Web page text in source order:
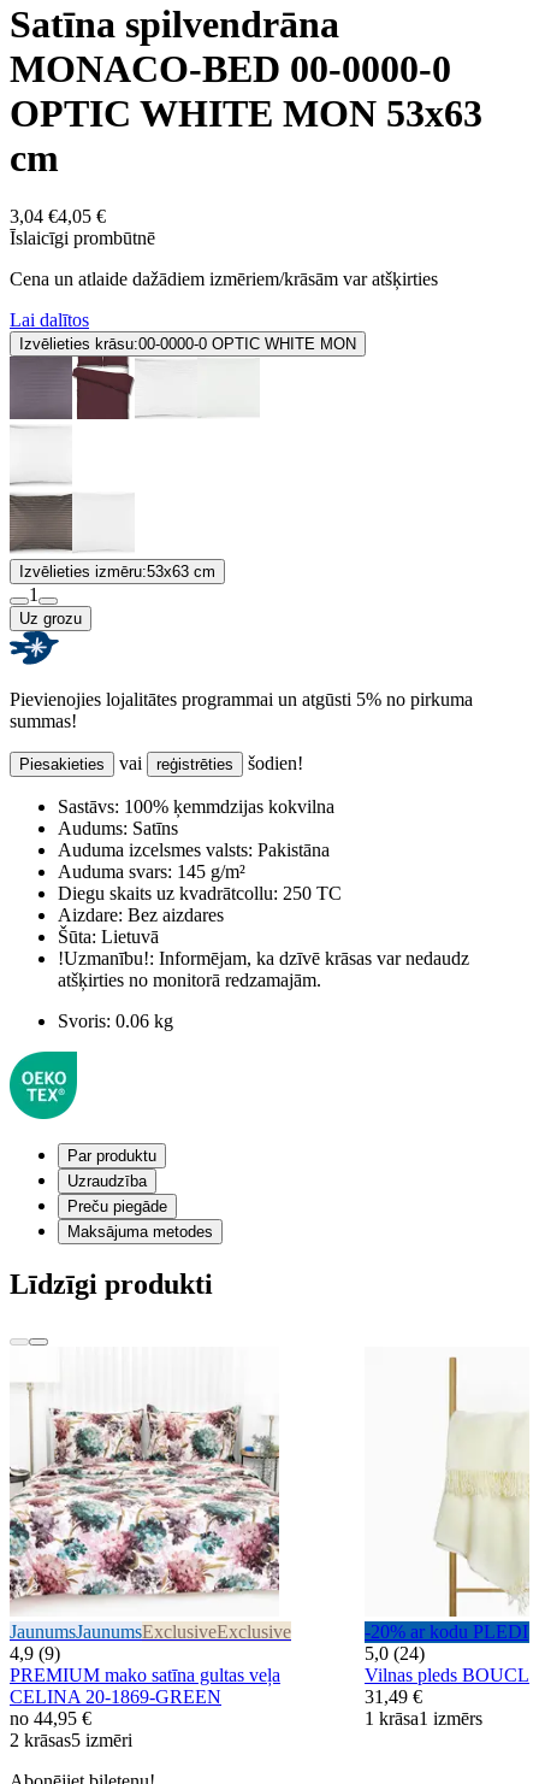
Satīna spilvendrāna
MONACO-BED 00-0000-0
OPTIC WHITE MON 53x63
cm
3,04 €4,05 €
Īslaicīgi prombūtnē
Cena un atlaide dažādiem izmēriem/krāsām var atšķirties
Lai dalītos
Izvēlieties krāsu:00-0000-0 OPTIC WHITE MON
Izvēlieties izmēru:53x63 cm
1
Uz grozu
Pievienojies lojalitātes programmai un atgūsti 5% no pirkuma
summas!
Piesakieties vai reģistrēties šodien!
Sastāvs: 100% ķemmdzijas kokvilna
Audums: Satīns
Auduma izcelsmes valsts: Pakistāna
Auduma svars: 145 g/m²
Diegu skaits uz kvadrātcollu: 250 TC
Aizdare: Bez aizdares
Šūta: Lietuvā
!Uzmanību!: Informējam, ka dzīvē krāsas var nedaudz
atšķirties no monitorā redzamajām.
Svoris: 0.06 kg
Par produktu
Uzraudzība
Preču piegāde
Maksājuma metodes
Līdzīgi produkti
JaunumsJaunumsExclusiveExclusive
4,9 (9)
PREMIUM mako satīna gultas veļa
CELINA 20-1869-GREEN
no 44,95 €
2 krāsas5 izmēri
-20% ar kodu PLEDI
5,0 (24)
Vilnas pleds
31,49 €
1 krāsa1 izmērs